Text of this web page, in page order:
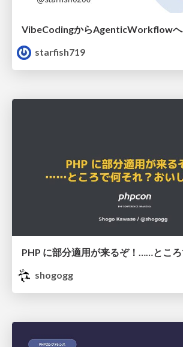
VibeCodingからAgenticWorkflowへ
starfish719
shogogg